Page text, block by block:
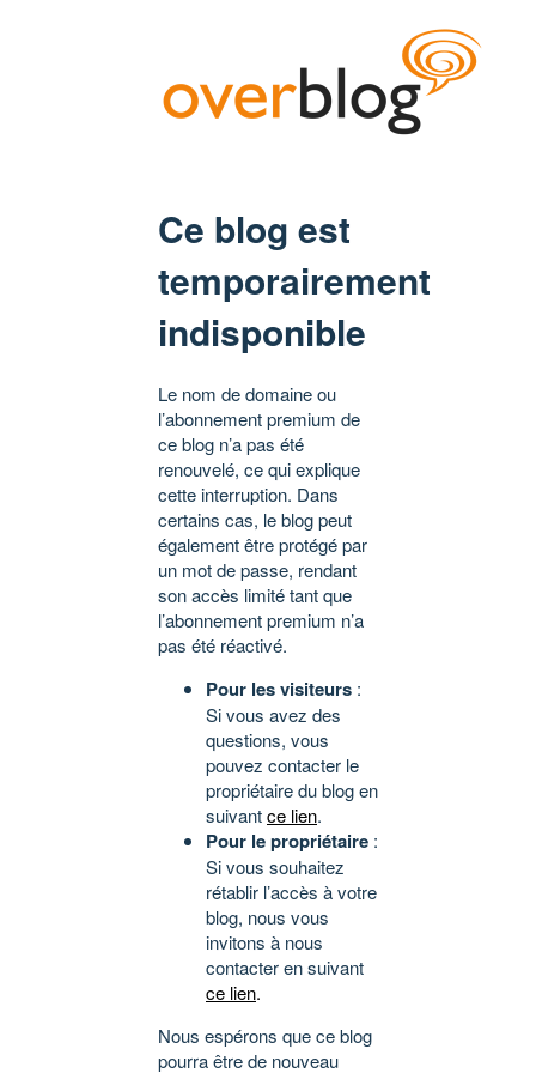
Ce blog est
temporairement
indisponible
Le nom de domaine ou
l’abonnement premium de
ce blog n’a pas été
renouvelé, ce qui explique
cette interruption. Dans
certains cas, le blog peut
également être protégé par
un mot de passe, rendant
son accès limité tant que
l’abonnement premium n’a
pas été réactivé.
Pour les visiteurs :
Si vous avez des
questions, vous
pouvez contacter le
propriétaire du blog en
suivantce lien.
Pour le propriétaire :
Si vous souhaitez
rétablir l’accès à votre
blog, nous vous
invitons à nous
contacter en suivant
ce lien.
Nous espérons que ce blog
pourra être de nouveau